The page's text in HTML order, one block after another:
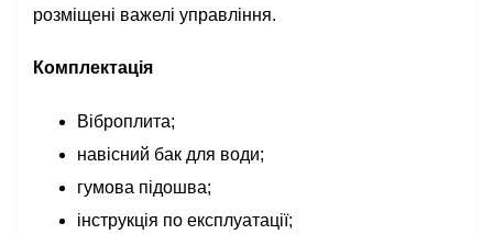
розміщені важелі управління.
Комплектація
Віброплита;
навісний бак для води;
гумова підошва;
інструкція по експлуатації;